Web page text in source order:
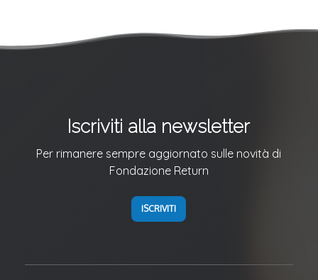
Iscriviti alla newsletter
Per rimanere sempre aggiornato sulle novità di
Fondazione Return
ISCRIVITI